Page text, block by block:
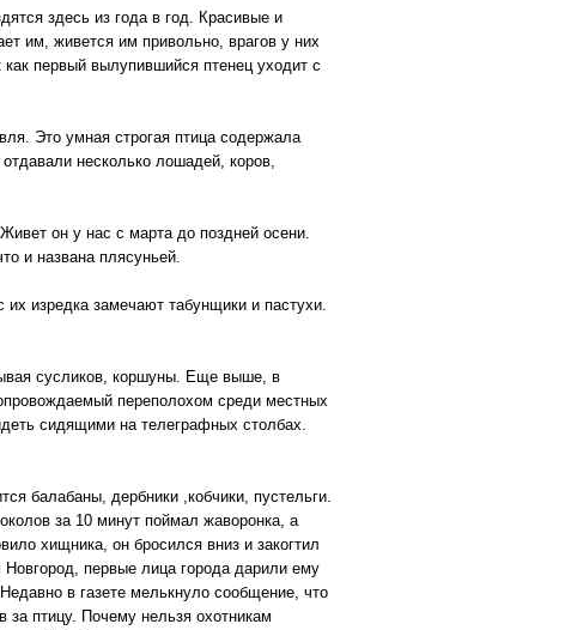
здесь из года в год. Красивые и
им, живется им привольно, врагов у них
первый вылупившийся птенец уходит с
Это умная строгая птица содержала
несколько лошадей, коров,
он у нас с марта до поздней осени.
и названа плясуньей.
изредка замечают табунщики и пастухи.
сусликов, коршуны. Еще выше, в
переполохом среди местных
сидящими на телеграфных столбах.
балабаны, дербники ,кобчики, пустельги.
за 10 минут поймал жаворонка, а
хищника, он бросился вниз и закогтил
Новгород, первые лица города дарили ему
в газете мелькнуло сообщение, что
за птицу. Почему нельзя охотникам